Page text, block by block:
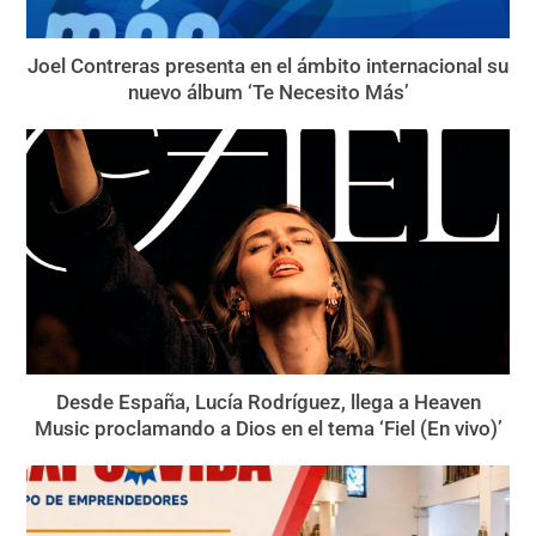
Joel Contreras presenta en el ámbito internacional su
nuevo álbum ‘Te Necesito Más’
Desde España, Lucía Rodríguez, llega a Heaven
Music proclamando a Dios en el tema ‘Fiel (En vivo)’